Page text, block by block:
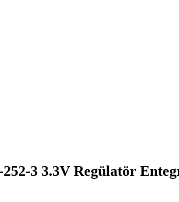
3 3.3V Regülatör